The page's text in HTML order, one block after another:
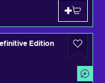
Edition